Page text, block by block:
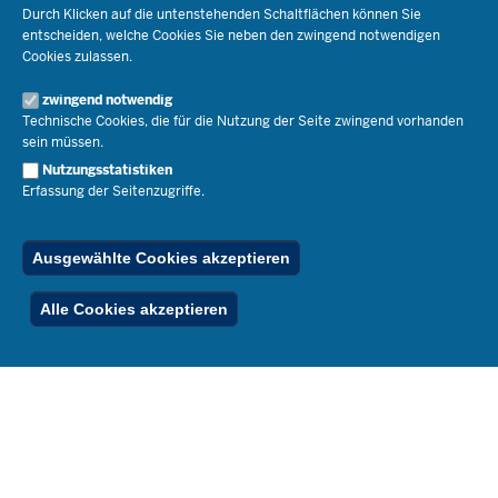
Durch Klicken auf die untenstehenden Schaltflächen können Sie
entscheiden, welche Cookies Sie neben den zwingend notwendigen
Cookies zulassen.
zwingend notwendig
Technische Cookies, die für die Nutzung der Seite zwingend vorhanden
sein müssen.
Nutzungsstatistiken
Erfassung der Seitenzugriffe.
Ausgewählte Cookies akzeptieren
Alle Cookies akzeptieren
Lehrkräfte
Recht
Schulleben
Ministerin Dorothee Feller
Staatssekretär Dr. Urban Mauer
Open Government
Bibliothek
Veranstaltungen
Geschäftsbereich
Presse
Pressefotos
Social Media
Pressekontakt
Service
Schule(n) suchen
Kontakt
Der Weg zu uns
Publikationen
RSS-Feed
Ferienordnung
Spezialangebote
© 2026 Bildungsportal NRW
Below
Footer
Menu
Inhalt Impressum Datenschutz